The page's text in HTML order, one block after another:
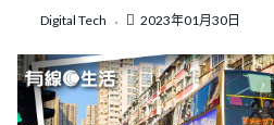
Digital Tech 2023年01月30日